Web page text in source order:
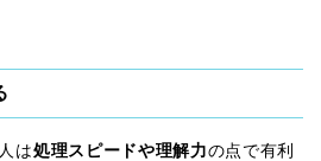
は処理スピードや理解力の点で有利